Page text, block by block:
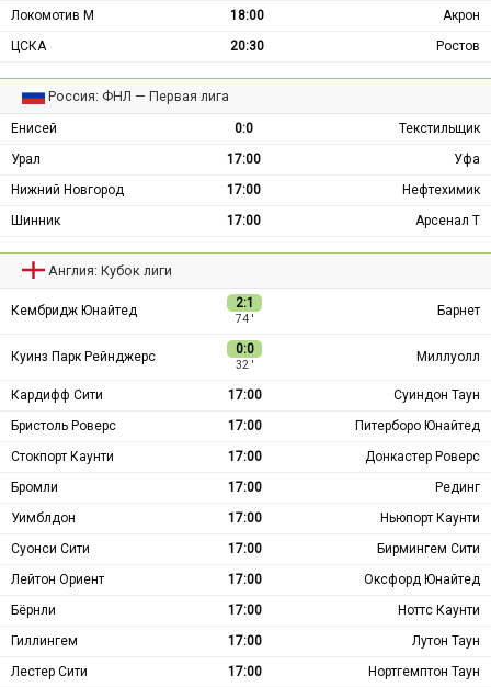
Локомотив М 18:00
Акрон
ЦСКА
20:30 Ростов
Россия: ФНЛ — Первая лига
Енисей 0:0
Текстильщик
Урал
17:00
Уфа
Нижний Новгород
17:00
Нефтехимик
Шинник
17:00 Арсенал Т
Англия: Кубок лиги
Кембридж Юнайтед 2:1
74 ′
Барнет
Куинз Парк Рейнджерс 0:0
32 ′
Миллуолл
Кардифф Сити 17:00
Суиндон Таун
Бристоль Роверс
17:00
Питерборо Юнайтед
Стокпорт Каунти
17:00
Донкастер Роверс
Бромли
17:00
Рединг
Уимблдон
17:00
Ньюпорт Каунти
Суонси Сити
17:00
Бирмингем Сити
Лейтон Ориент
17:00
Оксфорд Юнайтед
Бёрнли
17:00
Ноттс Каунти
Гиллингем
17:00
Лутон Таун
Лестер Сити
17:00
Нортгемптон Таун